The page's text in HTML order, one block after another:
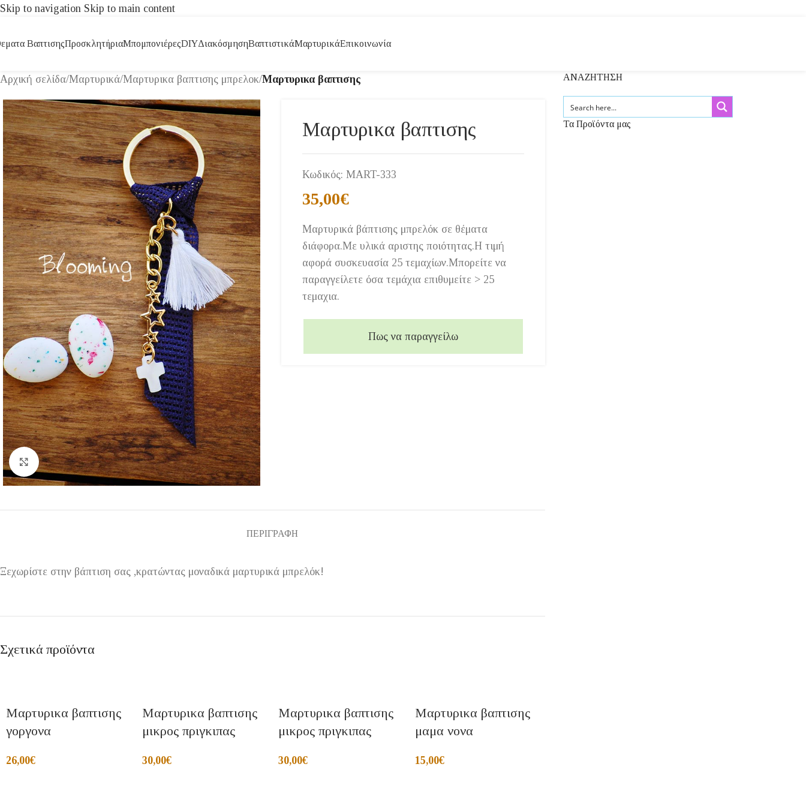
Skip to navigation Skip to main content
ΒαπτισηςΠροσκλητήριαΜπομπονιέρεςDIYΔιακόσμησηΒαπτιστικάΜαρτυρικάΕπικοινωνία
Αρχική σελίδα/Μαρτυρικά/Μαρτυρικα βαπτισης μπρελοκ/Μαρτυρικα βαπτισης
Click to enlarge
Μαρτυρικα βαπτισης
Κωδικός:MART-333
35,00€
Μαρτυρικά βάπτισης μπρελόκ σε θέματα
διάφορα.Με υλικά αριστης ποιότητας.Η τιμή
αφορά συσκευασία 25 τεμαχίων.Μπορείτε να
παραγγείλετε όσα τεμάχια επιθυμείτε > 25
τεμαχια.
Πως να παραγγείλω
ΠΕΡΙΓΡΑΦΉ
Ξεχωρίστε στην βάπτιση σας ,κρατώντας μοναδικά μαρτυρικά μπρελόκ!
Σχετικά προϊόντα
Μαρτυρικα βαπτισης
γοργονα
26,00€
Μαρτυρικα βαπτισης
μικρος πριγκιπας
30,00€
Μαρτυρικα βαπτισης
μικρος πριγκιπας
30,00€
Μαρτυρικα βαπτισης
μαμα νονα
15,00€
ΑΝΑΖΗΤΗΣΗ
Τα Προϊόντα μας